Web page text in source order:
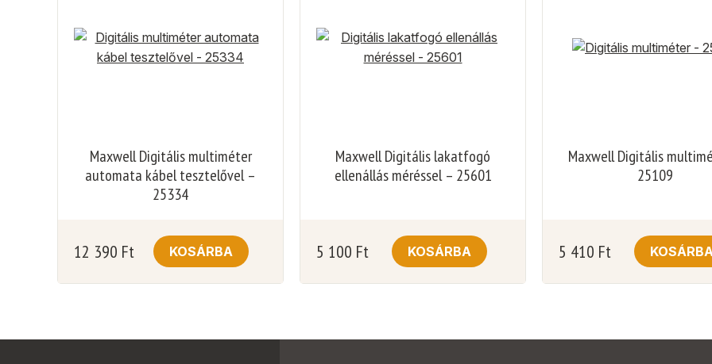
Maxwell Digitális multiméter
automata kábel tesztelővel –
25334
12 390 Ft KOSÁRBA
Maxwell Digitális lakatfogó
ellenállás méréssel – 25601
5 100 Ft KOSÁRBA
Maxwell Digitális
25109
5 410 Ft